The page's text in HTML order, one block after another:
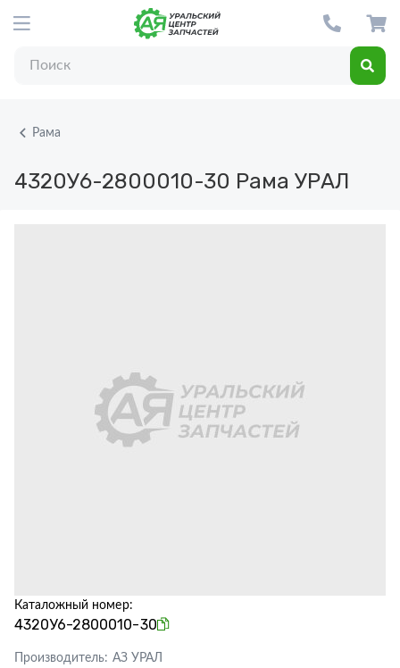
Рама
4320У6-2800010-30 Рама УРАЛ
Каталожный номер:
4320У6-2800010-30
Производитель: АЗ УРАЛ